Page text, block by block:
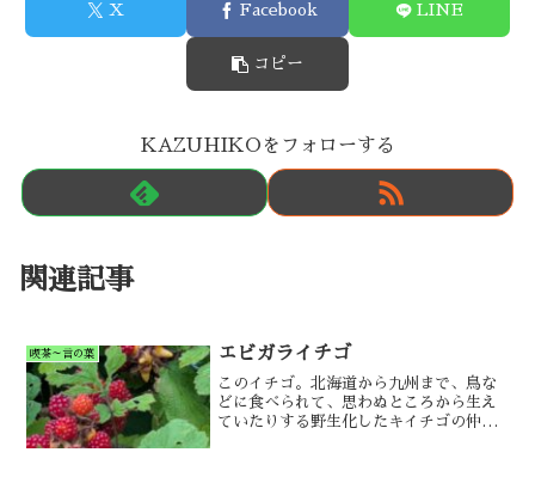
X Facebook LINE
コピー
KAZUHIKOをフォローする
関連記事
喫茶～言の葉 エビガライチゴ
このイチゴ。北海道から九州まで、鳥な
どに食べられて、思わぬところから生え
ていたりする野生化したキイチゴの仲間